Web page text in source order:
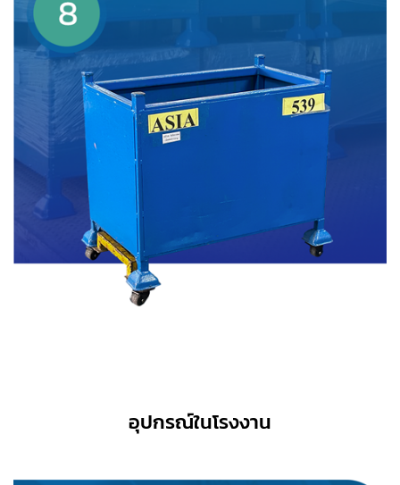
อุปกรณ์ในโรงงาน